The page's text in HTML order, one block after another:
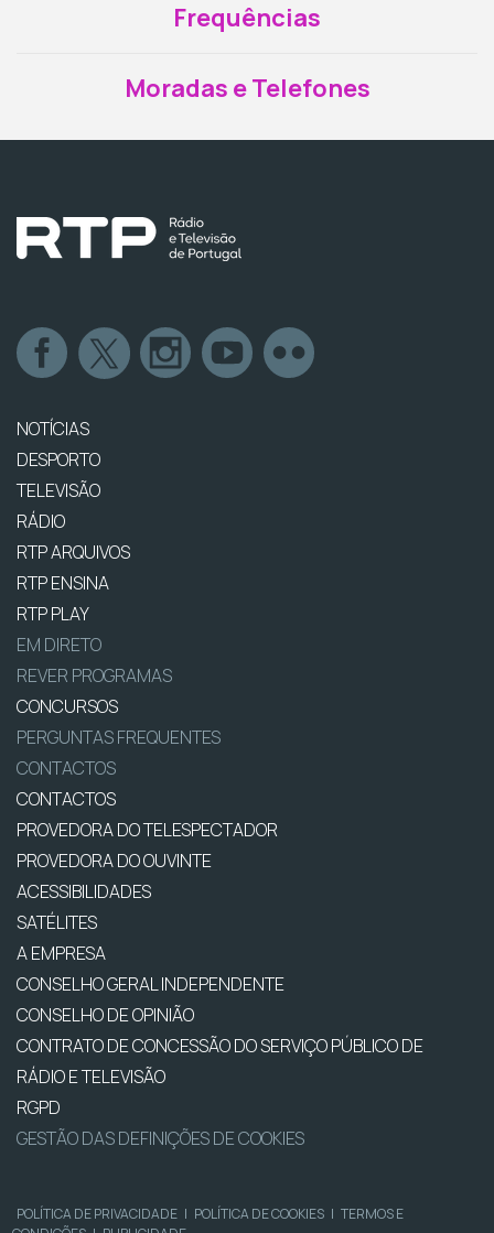
Frequências
Moradas e Telefones
NOTÍCIAS
DESPORTO
TELEVISÃO
RÁDIO
RTP ARQUIVOS
RTP ENSINA
RTP PLAY
EM DIRETO
REVER PROGRAMAS
CONCURSOS
PERGUNTAS FREQUENTES
CONTACTOS
CONTACTOS
PROVEDORA DO TELESPECTADOR
PROVEDORA DO OUVINTE
ACESSIBILIDADES
SATÉLITES
A EMPRESA
CONSELHO GERAL INDEPENDENTE
CONSELHO DE OPINIÃO
CONTRATO DE CONCESSÃO DO SERVIÇO PÚBLICO DE
RÁDIO E TELEVISÃO
RGPD
GESTÃO DAS DEFINIÇÕES DE COOKIES
POLÍTICA DE PRIVACIDADE | POLÍTICA DE COOKIES | TERMOS E